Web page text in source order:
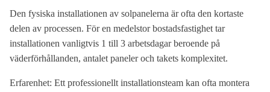
Den fysiska installationen av solpanelerna är ofta den kortaste
delen av processen. För en medelstor bostadsfastighet tar
installationen vanligtvis 1 till 3 arbetsdagar beroende på
väderförhållanden, antalet paneler och takets komplexitet.
Erfarenhet: Ett professionellt installationsteam kan ofta montera